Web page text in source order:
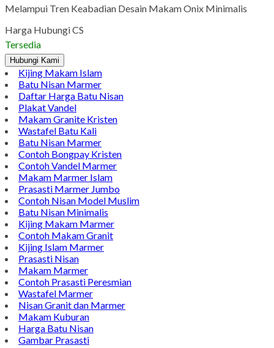
Melampui Tren Keabadian Desain Makam Onix Minimalis
Harga Hubungi CS
Tersedia
Hubungi Kami
Kijing Makam Islam
Batu Nisan Marmer
Daftar Harga Batu Nisan
Plakat Vandel
Makam Granite Kristen
Wastafel Batu Kali
Batu Nisan Marmer
Contoh Bongpay Kristen
Contoh Vandel Marmer
Makam Marmer Islam
Prasasti Marmer Jumbo
Contoh Nisan Model Muslim
Batu Nisan Minimalis
Kijing Makam Marmer
Contoh Makam Granit
Kijing Islam Marmer
Prasasti Nisan
Makam Marmer
Contoh Prasasti Peresmian
Wastafel Marmer
Nisan Granit dan Marmer
Makam Kuburan
Harga Batu Nisan
Gambar Prasasti